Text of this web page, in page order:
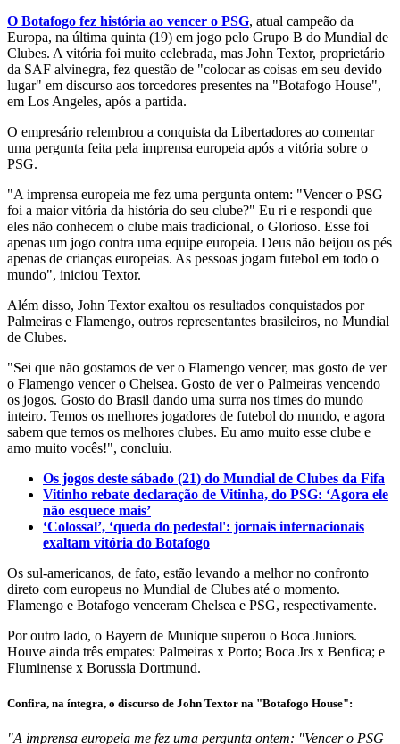
O Botafogo fez história ao vencer o PSG, atual campeão da
Europa, na última quinta (19) em jogo pelo Grupo B do Mundial de
Clubes. A vitória foi muito celebrada, mas John Textor, proprietário
da SAF alvinegra, fez questão de "colocar as coisas em seu devido
lugar" em discurso aos torcedores presentes na "Botafogo House",
em Los Angeles, após a partida.
O empresário relembrou a conquista da Libertadores ao comentar
uma pergunta feita pela imprensa europeia após a vitória sobre o
PSG.
"A imprensa europeia me fez uma pergunta ontem: "Vencer o PSG
foi a maior vitória da história do seu clube?" Eu ri e respondi que
eles não conhecem o clube mais tradicional, o Glorioso. Esse foi
apenas um jogo contra uma equipe europeia. Deus não beijou os pés
apenas de crianças europeias. As pessoas jogam futebol em todo o
mundo", iniciou Textor.
Além disso, John Textor exaltou os resultados conquistados por
Palmeiras e Flamengo, outros representantes brasileiros, no Mundial
de Clubes.
"Sei que não gostamos de ver o Flamengo vencer, mas gosto de ver
o Flamengo vencer o Chelsea. Gosto de ver o Palmeiras vencendo
os jogos. Gosto do Brasil dando uma surra nos times do mundo
inteiro. Temos os melhores jogadores de futebol do mundo, e agora
sabem que temos os melhores clubes. Eu amo muito esse clube e
amo muito vocês!", concluiu.
Os jogos deste sábado (21) do Mundial de Clubes da Fifa
Vitinho rebate declaração de Vitinha, do PSG: ‘Agora ele
não esquece mais’
‘Colossal’, ‘queda do pedestal': jornais internacionais
exaltam vitória do Botafogo
Os sul-americanos, de fato, estão levando a melhor no confronto
direto com europeus no Mundial de Clubes até o momento.
Flamengo e Botafogo venceram Chelsea e PSG, respectivamente.
Por outro lado, o Bayern de Munique superou o Boca Juniors.
Houve ainda três empates: Palmeiras x Porto; Boca Jrs x Benfica; e
Fluminense x Borussia Dortmund.
Confira, na íntegra, o discurso de John Textor na "Botafogo House":
"A imprensa europeia me fez uma pergunta ontem: "Vencer o PSG